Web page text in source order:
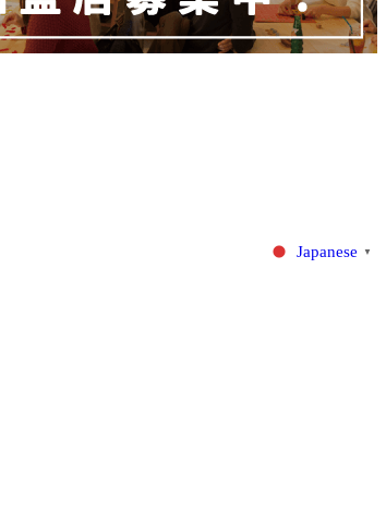
Japanese ▼